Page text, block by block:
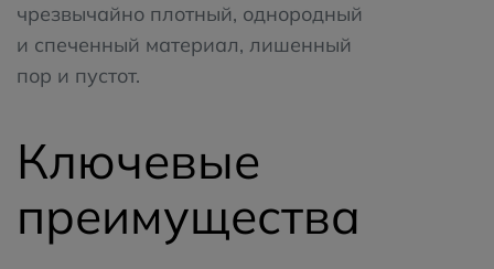
чрезвычайно плотный, однородный
и спеченный материал, лишенный
пор и пустот.
Ключевые
преимущества